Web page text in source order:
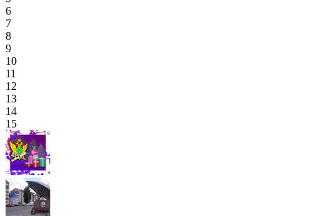
6
7
8
9
10
11
12
13
14
15